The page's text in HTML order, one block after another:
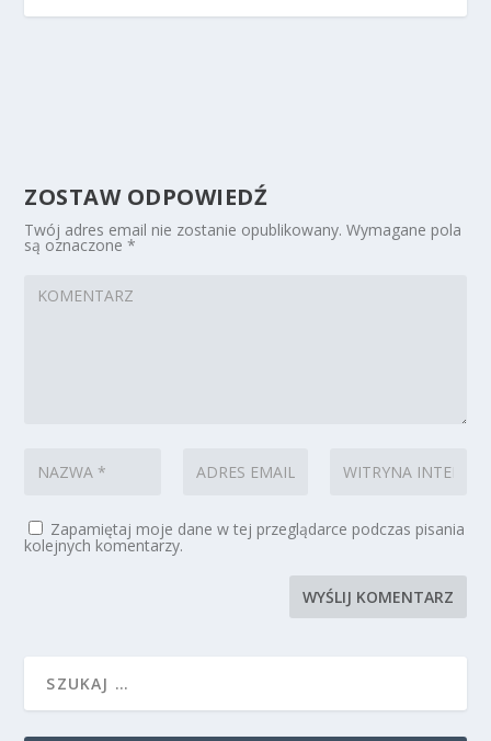
ZOSTAW ODPOWIEDŹ
Twój adres email nie zostanie opublikowany. Wymagane pola
są oznaczone*
Zapamiętaj moje dane w tej przeglądarce podczas pisania
kolejnych komentarzy.